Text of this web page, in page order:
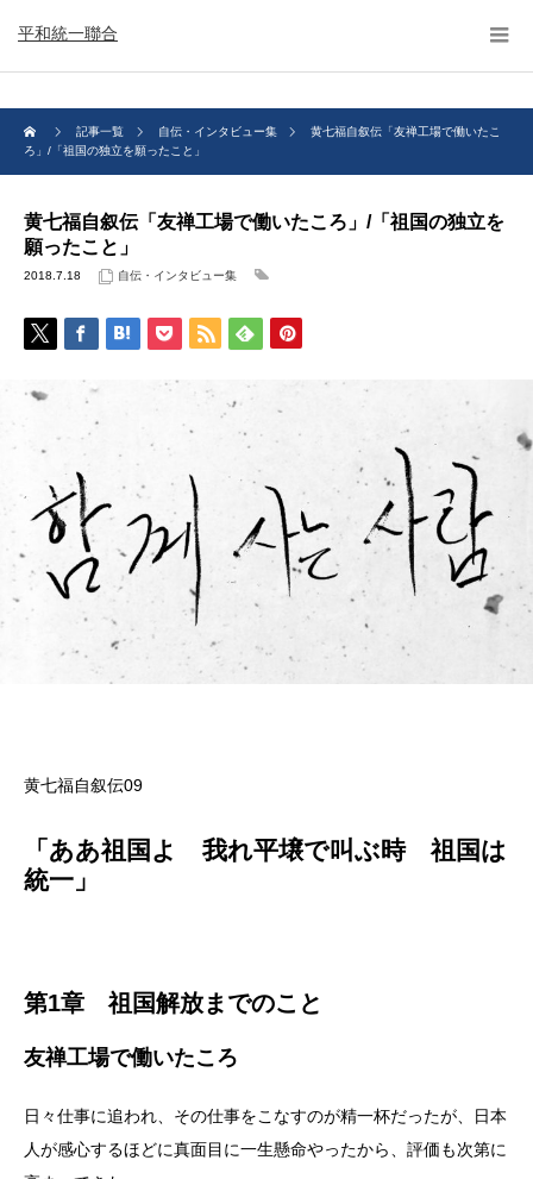
平和統一聯合
記事一覧 自伝・インタビュー集
黄七福自叙伝「友禅工場で働いたこ
ろ」/「祖国の独立を願ったこと」
黄七福自叙伝「友禅工場で働いたころ」/「祖国の独立を
願ったこと」
2018.7.18 自伝・インタビュー集
黄七福自叙伝09
「ああ祖国よ 我れ平壌で叫ぶ時 祖国は
統一」
第1章 祖国解放までのこと
友禅工場で働いたころ
日々仕事に追われ、その仕事をこなすのが精一杯だったが、日本
人が感心するほどに真面目に一生懸命やったから、評価も次第に